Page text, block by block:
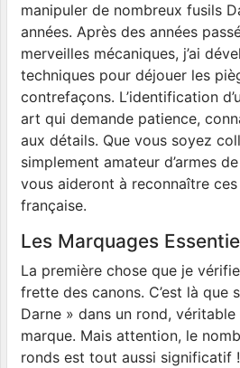
manipuler de nombreux fusils
années. Après des années
merveilles mécaniques, j’ai
techniques pour déjouer les
contrefaçons. L’identification
art qui demande patience,
aux détails. Que vous soyez
simplement amateur d’armes
vous aideront à reconnaître ces
française.
Les Marquages
La première chose que je
frette des canons. C’est là que
Darne » dans un rond,
marque. Mais attention, le
ronds est tout aussi significatif